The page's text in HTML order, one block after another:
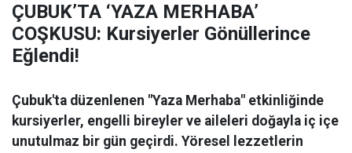
ÇUBUK’TA ‘YAZA MERHABA’
COŞKUSU: Kursiyerler Gönüllerince
Eğlendi!
Çubuk'ta düzenlenen "Yaza Merhaba" etkinliğinde
kursiyerler, engelli bireyler ve aileleri doğayla iç içe
unutulmaz bir gün geçirdi. Yöresel lezzetlerin